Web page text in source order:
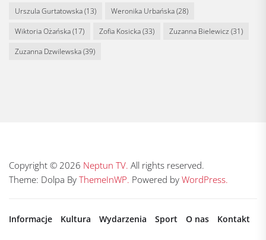
Urszula Gurtatowska(13) Weronika Urbańska(28)
Wiktoria Ożańska(17) Zofia Kosicka(33) Zuzanna Bielewicz (31)
Zuzanna Dzwilewska(39)
Copyright © 2026 Neptun TV. All rights reserved.
Theme: Dolpa By ThemeInWP. Powered by WordPress.
Informacje Kultura Wydarzenia Sport O nas Kontakt